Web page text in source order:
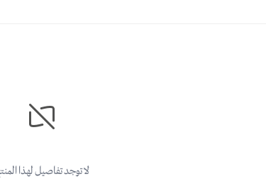
لا توجد تفاصيل لهذا